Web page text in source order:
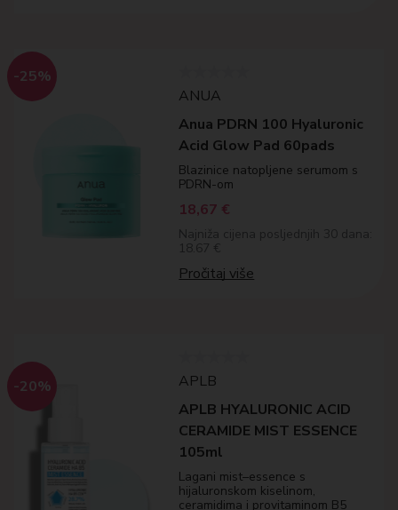
-25%
ANUA
Anua PDRN 100 Hyaluronic
Acid Glow Pad 60pads
Blazinice natopljene serumom s
PDRN-om
18,67 €
Najniža cijena posljednjih 30 dana:
18.67 €
Pročitaj više
-20%
APLB
APLB HYALURONIC ACID
CERAMIDE MIST ESSENCE
105ml
Lagani mist–essence s
hijaluronskom kiselinom,
ceramidima i provitaminom B5